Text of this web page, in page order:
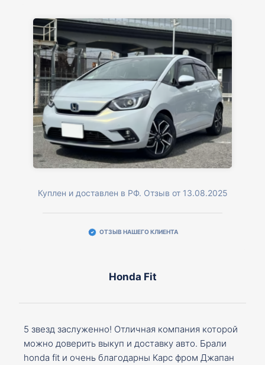
Куплен и доставлен в РФ. Отзыв от 13.08.2025
ОТЗЫВ НАШЕГО КЛИЕНТА
Honda Fit
5 звезд заслуженно! Отличная компания которой
можно доверить выкуп и доставку авто. Брали
honda fit и очень благодарны Карс фром Джапан